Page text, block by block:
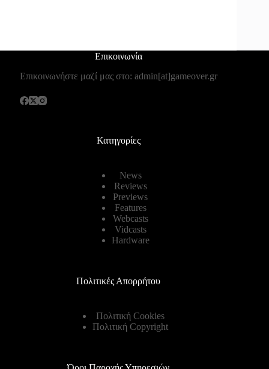
Επικοινωνία
Επικοινωνήστε μαζί μας στο: admin[at]gameover.gr
Κατηγορίες
News
Reviews
Previews
Features
Webcasts
Vidcasts
Hardware
Πολιτικές Απορρήτου
Πολιτική Cookies
Πολιτική Copyright